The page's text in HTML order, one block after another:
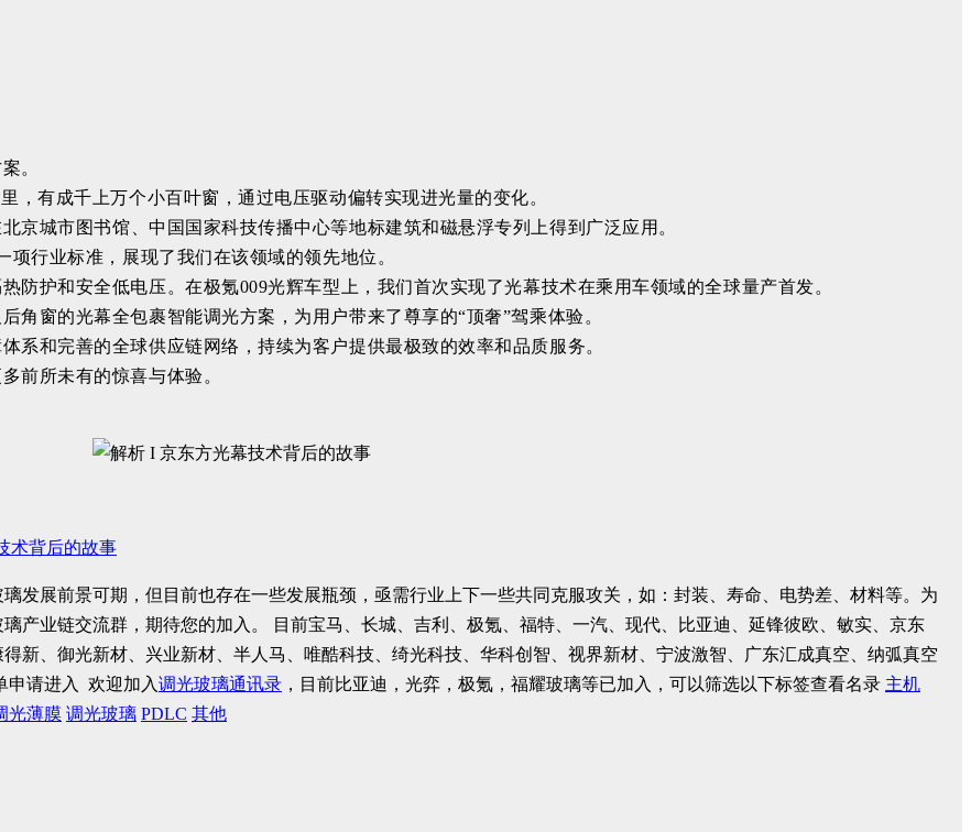
。
，有成千上万个小百叶窗，通过电压驱动偏转实现进光量的变化。
京城市图书馆、中国国家科技传播中心等地标建筑和磁悬浮专列上得到广泛应用。
行业标准，展现了我们在该领域的领先地位。
防护和安全低电压。在极氪009光辉车型上，我们首次实现了光幕技术在乘用车领域的全球量产首发。
窗的光幕全包裹智能调光方案，为用户带来了尊享的“顶奢”驾乘体验。
系和完善的全球供应链网络，持续为客户提供最极致的效率和品质服务。
前所未有的惊喜与体验。
术背后的故事
发展前景可期，但目前也存在一些发展瓶颈，亟需行业上下一些共同克服攻关，如：封装、寿命、电势差、材料等。为
产业链交流群，期待您的加入。
目前宝马、长城、吉利、极氪、福特、一汽、现代、比亚迪、延锋彼欧、敏实、京东
新、御光新材、兴业新材、半人马、唯酷科技、绮光科技、华科创智、视界新材、宁波激智、广东汇成真空、纳弧真空
申请进入 欢迎加入调光玻璃通讯录 ，目前比亚迪，光弈，极氪，福耀玻璃等已加入，可以筛选以下标签查看名录 主机
光薄膜 调光玻璃 PDLC 其他